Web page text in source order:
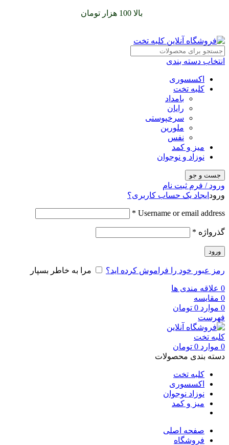
بالا 100 هزار تومان
انتخاب دسته بندی
اکسسوری
کلبه تخت
بامداد
رایان
سرخپوستی
ملورین
نفس
میز و کمد
نوزاد و نوجوان
جست و جو
ورود / فرم ثبت نام
ورود ایجاد یک حساب کاربری؟
Username or email address
*
گذرواژه *
ورود
رمز عبور خود را فراموش کرده اید؟ مرا به خاطر بسپار
0 علاقه مندی ها
0 مقایسه
0 موارد 0 تومان
فهرست
0 موارد 0 تومان
دسته بندی محصولات
کلبه تخت
اکسسوری
نوزاد نوجوان
میز و کمد
صفحه اصلی
فروشگاه